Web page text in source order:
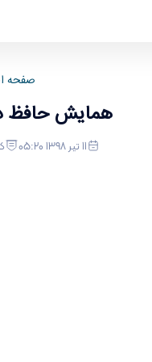
صفحه
همایش حافظ
11 تیر 1398 05:20